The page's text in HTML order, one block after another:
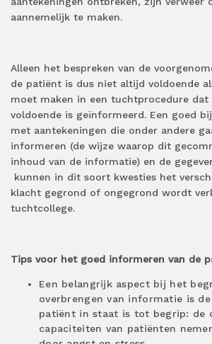
aannemelijk te maken.
Alleen het bespreken van de
de patiënt is dus niet altijd voldoende
moet maken in een tuchtprocedure dat
voldoende is geïnformeerd. Een goed
met aantekeningen die onder andere
informeren (de wijze waarop dit
inhoud van de informatie) en de
kunnen in dit soort kwesties het
klacht gegrond of ongegrond wordt
tuchtcollege.
Tips voor het goed informeren van de
Een belangrijk aspect bij het
overbrengen van informatie is
patiënt in staat is tot begrip: de
capaciteiten van patiënten